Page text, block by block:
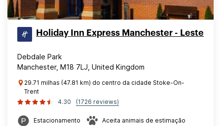
Holiday Inn Express Manchester - Leste
Debdale Park
Manchester, M18 7LJ, United Kingdom
29.71 milhas (47.81 km) do centro da cidade Stoke-On-
Trent
4.30
(1726 reviews)
Estacionamento Aceita animais de estimação